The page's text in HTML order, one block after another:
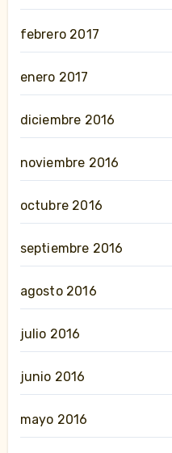
febrero 2017
enero 2017
diciembre 2016
noviembre 2016
octubre 2016
septiembre 2016
agosto 2016
julio 2016
junio 2016
mayo 2016